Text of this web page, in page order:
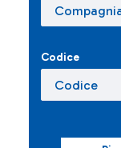
Codice